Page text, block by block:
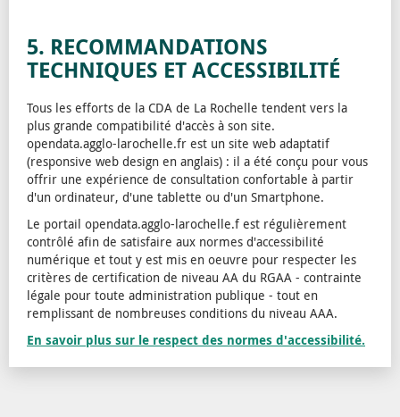
5. RECOMMANDATIONS
TECHNIQUES ET ACCESSIBILITÉ
Tous les efforts de la CDA de La Rochelle tendent vers la
plus grande compatibilité d'accès à son site.
opendata.agglo-larochelle.fr est un site web adaptatif
(responsive web design en anglais) : il a été conçu pour vous
offrir une expérience de consultation confortable à partir
d'un ordinateur, d'une tablette ou d'un Smartphone.
Le portail opendata.agglo-larochelle.f est régulièrement
contrôlé afin de satisfaire aux normes d'accessibilité
numérique et tout y est mis en oeuvre pour respecter les
critères de certification de niveau AA du RGAA - contrainte
légale pour toute administration publique - tout en
remplissant de nombreuses conditions du niveau AAA.
En savoir plus sur le respect des normes d'accessibilité.